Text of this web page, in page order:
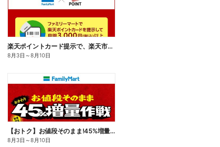
楽天ポイントカード提示で、楽天市場でのお買い物がおトクに!
8月3日 ～8月10日
【おトク】お値段そのまま!45%増量作戦!
8月3日 ～8月10日